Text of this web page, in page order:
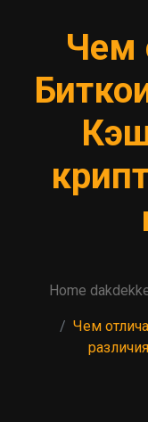
Чем
Home
Чем